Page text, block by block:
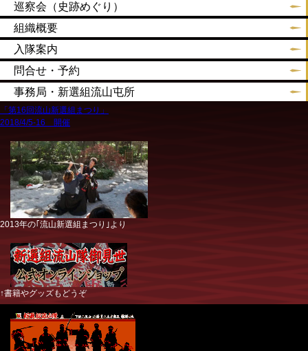
巡察会（史跡めぐり）
組織概要
入隊案内
問合せ・予約
事務局・新選組流山屯所
「第16回流山新選組まつり」
2018/4/5-16 開催
2013年の｢流山新選組まつり｣より
↑書籍やグッズもどうぞ